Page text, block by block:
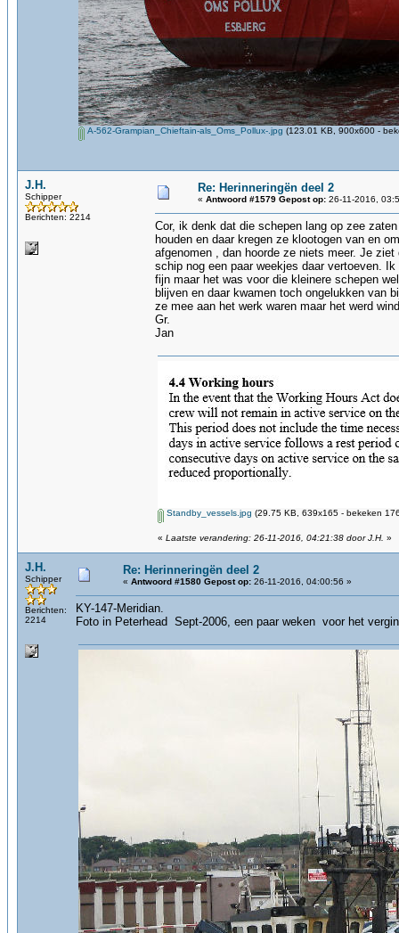
A-562-Grampian_Chieftain-als_Oms_Pollux-.jpg (123.01 KB, 900x600 -
J.H.
Schipper
Berichten: 2214
Re: Herinneringën deel 2
« Antwoord #1579 Gepost op: 26-11-2016,
Cor, ik denk dat die schepen lang op zee
houden en daar kregen ze klootogen van en
afgenomen , dan hoorde ze niets meer. Je
schip nog een paar weekjes daar vertoeven.
fijn maar het was voor die kleinere schepen
blijven en daar kwamen toch ongelukken van
ze mee aan het werk waren maar het werd
Gr.
Jan
Standby_vessels.jpg (29.75 KB, 639x165 - bekeken
« Laatste verandering: 26-11-2016, 04:21:38 door J.H. »
J.H.
Schipper
Berichten:
2214
Re: Herinneringën deel 2
« Antwoord #1580 Gepost op: 26-11-2016, 04:00:56 »
KY-147-Meridian.
Foto in Peterhead Sept-2006, een paar weken voor het